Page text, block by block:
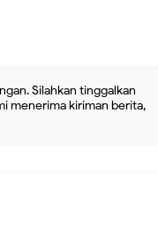
Silahkan tinggalkan
menerima kiriman berita,